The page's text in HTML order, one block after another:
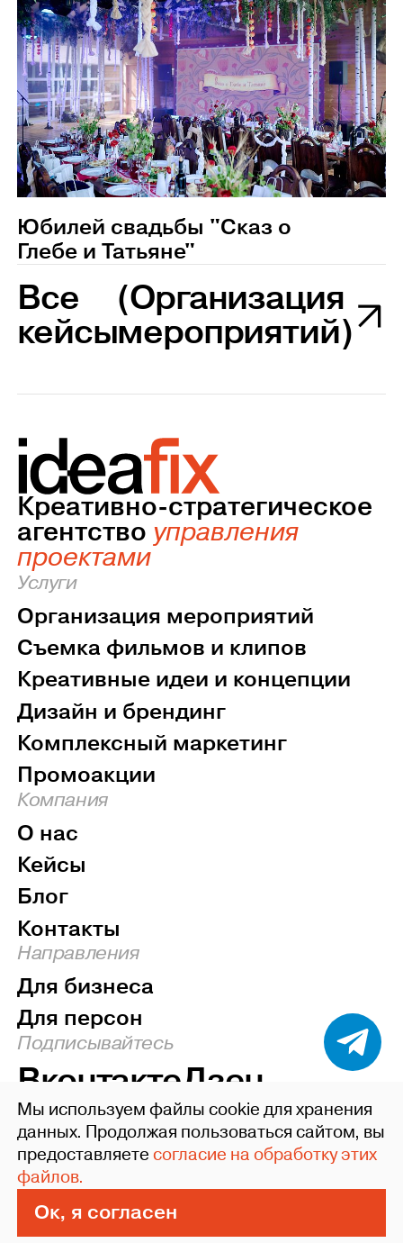
Юбилей свадьбы "Сказ о
Глебе и Татьяне"
Все
кейсы
(Организация
мероприятий)
Креативно-стратегическое
агентство управления
проектами
Услуги
Организация мероприятий
Съемка фильмов и клипов
Креативные идеи и концепции
Дизайн и брендинг
Комплексный маркетинг
Промоакции
Компания
О нас
Кейсы
Блог
Контакты
Направления
Для бизнеса
Для персон
Подписывайтесь
ВконтактеДзен
Наверх
©2004-26 ideafixgroup
Политика конфиденциальности
Пользовательское соглашение
Сделано в Xpage
Мы используем файлы cookie для хранения
данных. Продолжая пользоваться сайтом, вы
предоставляетесогласие на обработку этих
файлов.
Ок, я согласен